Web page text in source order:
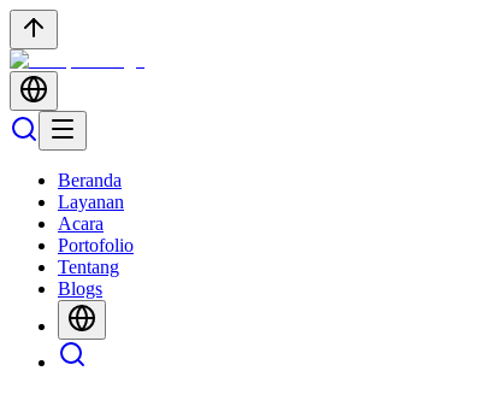
Beranda
Layanan
Acara
Portofolio
Tentang
Blogs